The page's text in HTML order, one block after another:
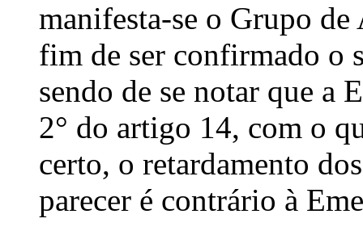
manifesta-se o Grupo de
fim de ser con­firmado o
sendo de se notar que a
2° do artigo 14, com o
certo, o retardamento
parecer é contrário à